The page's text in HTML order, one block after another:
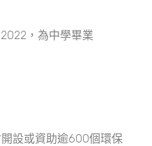
，為中學畢業
設或資助逾600個環保